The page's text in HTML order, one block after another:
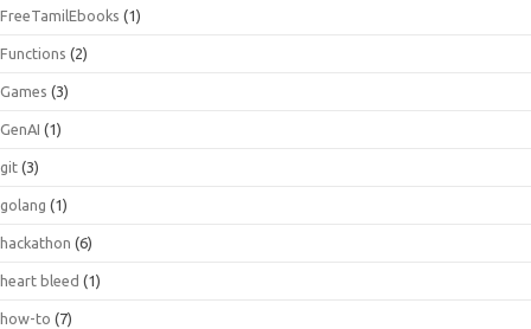
FreeTamilEbooks (1)
Functions (2)
Games (3)
GenAI (1)
git (3)
golang (1)
hackathon (6)
heart bleed (1)
how-to (7)